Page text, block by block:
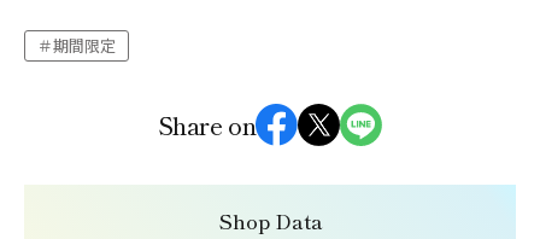
期間限定
Share on
Shop Data